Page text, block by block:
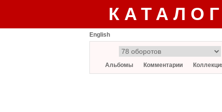
English
Альбомы Комментарии